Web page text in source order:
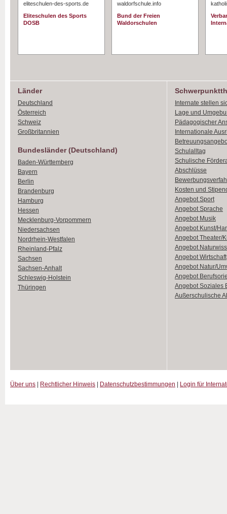
eliteschulen-des-sports.de
Eliteschulen des Sports
DOSB
waldorfschule.info
Bund der Freien
Waldorschulen
Länder
Deutschland
Österreich
Schweiz
Großbritannien
Bundesländer (Deutschland)
Baden-Württemberg
Bayern
Berlin
Brandenburg
Hamburg
Hessen
Mecklenburg-Vorpommern
Niedersachsen
Nordrhein-Westfalen
Rheinland-Pfalz
Sachsen
Sachsen-Anhalt
Schleswig-Holstein
Thüringen
Internate stellen
Lage und
Pädagogischer
Internationale
Schulalltag
Schulische
Abschlüsse
Kosten und
Angebot Sport
Angebot Sprache
Angebot Musik
Angebot Kunst/
Angebot Theater/
Angebot
Angebot Wirtschaft
Angebot Natur/
Angebot
Angebot Soziales
Außerschulische
Über uns Rechtlicher Hinweis Datenschutzbestimmungen Login für